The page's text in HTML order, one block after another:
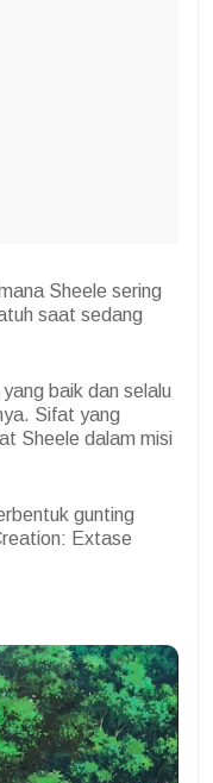
Sheele sering
saat sedang
baik dan selalu
Sifat yang
Sheele dalam misi
gunting
Extase